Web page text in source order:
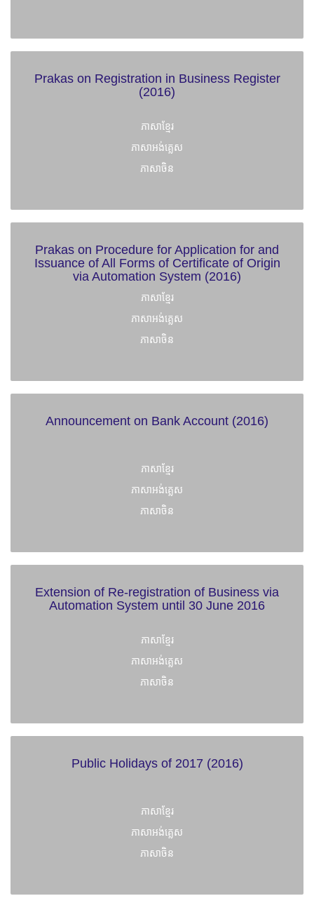
Prakas on Registration in Business Register
(2016)
ភាសាខ្មែរ
ភាសាអង់គ្លេស
ភាសាចិន
Prakas on Procedure for Application for and
Issuance of All Forms of Certificate of Origin
via Automation System (2016)
ភាសាខ្មែរ
ភាសាអង់គ្លេស
ភាសាចិន
Announcement on Bank Account (2016)
ភាសាខ្មែរ
ភាសាអង់គ្លេស
ភាសាចិន
Extension of Re-registration of Business via
Automation System until 30 June 2016
ភាសាខ្មែរ
ភាសាអង់គ្លេស
ភាសាចិន
Public Holidays of 2017 (2016)
ភាសាខ្មែរ
ភាសាអង់គ្លេស
ភាសាចិន